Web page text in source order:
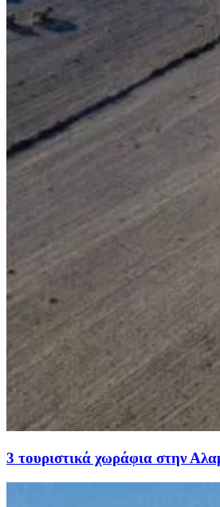
3 τουριστικά χωράφια στην